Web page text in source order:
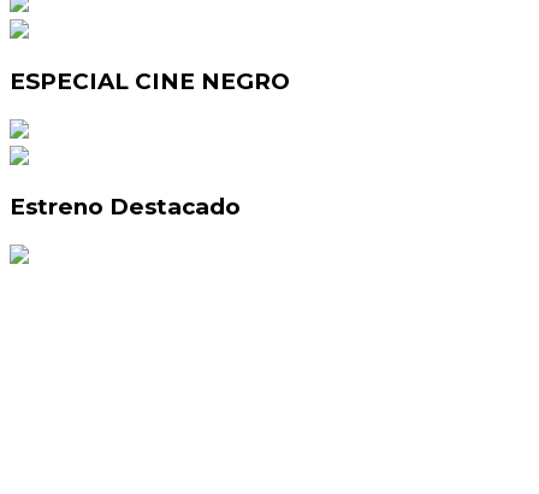
ESPECIAL CINE NEGRO
Estreno Destacado